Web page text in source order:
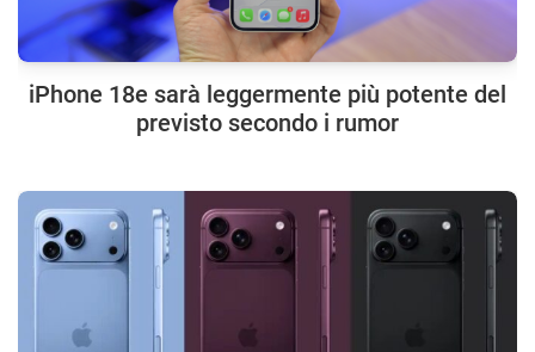
iPhone 18e sarà leggermente più potente del
previsto secondo i rumor